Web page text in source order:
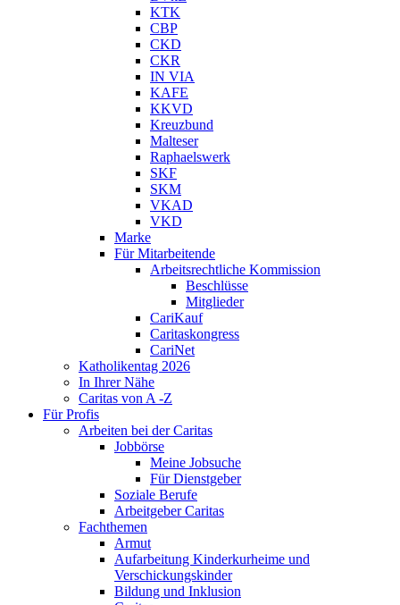
KTK
CBP
CKD
CKR
IN VIA
KAFE
KKVD
Kreuzbund
Malteser
Raphaelswerk
SKF
SKM
VKAD
VKD
Marke
Für Mitarbeitende
Arbeitsrechtliche Kommission
Beschlüsse
Mitglieder
CariKauf
Caritaskongress
CariNet
Katholikentag 2026
In Ihrer Nähe
Caritas von A -Z
Für Profis
Arbeiten bei der Caritas
Jobbörse
Meine Jobsuche
Für Dienstgeber
Soziale Berufe
Arbeitgeber Caritas
Fachthemen
Armut
Aufarbeitung Kinderkurheime und
Verschickungskinder
Bildung und Inklusion